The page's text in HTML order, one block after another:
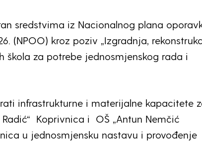
sredstvima iz Nacionalnog plana
(NPOO) kroz poziv „Izgradnja,
škola za potrebe jednosmjenskog rada i
infrastrukturne i materijalne kapacitete
Radić“ Koprivnica i OŠ „Antun Nemčić
u jednosmjensku nastavu i provođenje